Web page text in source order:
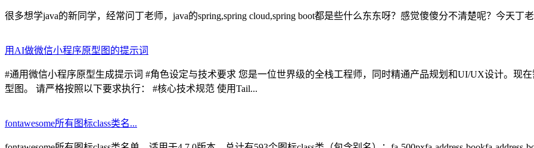
很多想学java的新同学，经常问丁老师，java的spring,spring cloud,spring boot都是些什么东东呀？感觉傻傻分不清楚呢？今天丁
用AI做微信小程序原型图的提示词
#通用微信小程序原型生成提示词 #角色设定与技术要求 您是一位世界级的全栈工程师，同时精通产品规划和UI/UX设计。现
型图。 请严格按照以下要求执行： #核心技术规范 使用Tail...
fontawesome所有图标class类名...